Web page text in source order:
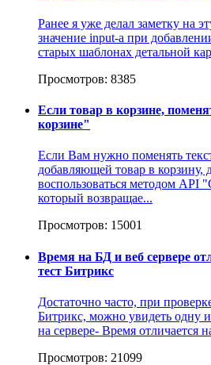
Ранее я уже делал заметку на
значение input-а при
старых шаблонах детальной
Просмотров: 8385
Если товар в корзине,
корзине"
Если Вам нужно поменять
добавляющей товар в корзину,
воспользоваться методом API
который возвращае...
Просмотров: 15001
Время на БД и веб сервере
тест Битрикс
Достаточно часто, при
Битрикс, можно увидеть одну
на сервере- Время отличается
Просмотров: 21099